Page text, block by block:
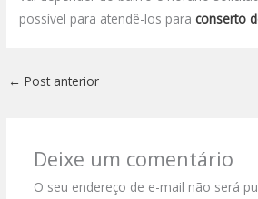
possível para atendê-los paraconserto
← Post anterior
Deixe um comentário
O seu endereço de e-mail não será